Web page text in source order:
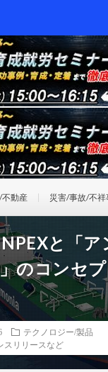
動産 災害/事故/不祥
と「
のコンセ
テクノロジー/製品
スリリースなど